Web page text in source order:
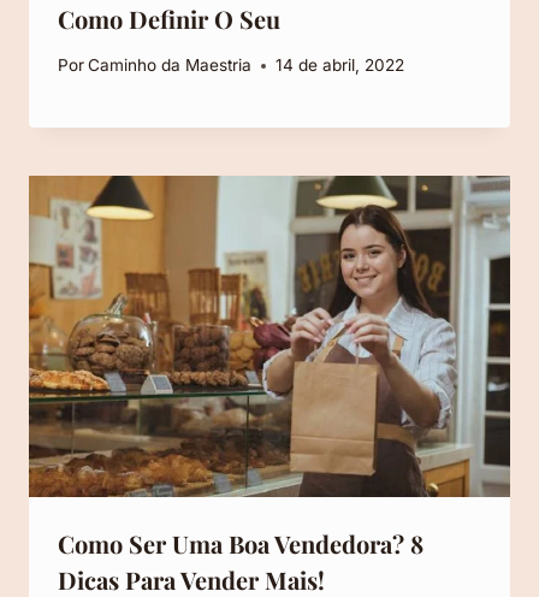
Como Definir O Seu
PorCaminho da Maestria 14 de abril, 2022
Como Ser Uma Boa Vendedora? 8
Dicas Para Vender Mais!